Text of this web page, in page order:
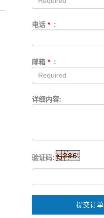
电话 * :
邮箱 * :
详细内容:
验证码:
提交订单